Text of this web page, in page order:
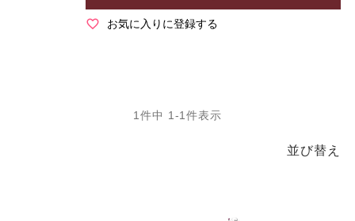
お気に入りに登録する
並び替え
1 件中 1 -1件表示